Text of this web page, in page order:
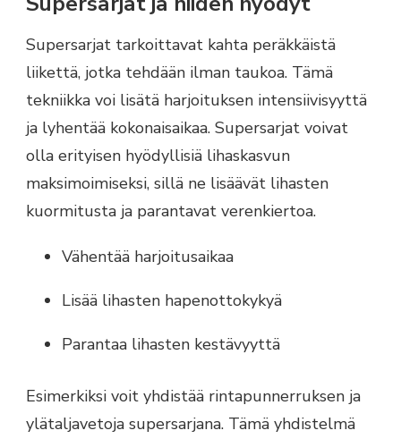
Supersarjat tarkoittavat kahta peräkkäistä
liikettä, jotka tehdään ilman taukoa. Tämä
tekniikka voi lisätä harjoituksen intensiivisyyttä
ja lyhentää kokonaisaikaa. Supersarjat voivat
olla erityisen hyödyllisiä lihaskasvun
maksimoimiseksi, sillä ne lisäävät lihasten
kuormitusta ja parantavat verenkiertoa.
Vähentää harjoitusaikaa
Lisää lihasten hapenottokykyä
Parantaa lihasten kestävyyttä
Esimerkiksi voit yhdistää rintapunnerruksen ja
ylätaljavetoja supersarjana. Tämä yhdistelmä